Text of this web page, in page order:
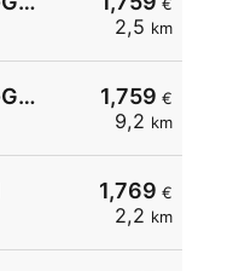
2,5 km
1,759 €
9,2 km
Genol Lagerhaus Pregarten-Gallneukirchen
1,769 €
2,2 km